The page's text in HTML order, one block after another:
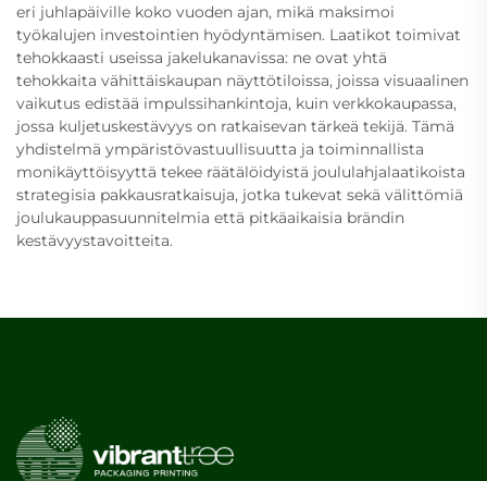
eri juhlapäiville koko vuoden ajan, mikä maksimoi
työkalujen investointien hyödyntämisen. Laatikot toimivat
tehokkaasti useissa jakelukanavissa: ne ovat yhtä
tehokkaita vähittäiskaupan näyttötiloissa, joissa visuaalinen
vaikutus edistää impulssihankintoja, kuin verkkokaupassa,
jossa kuljetuskestävyys on ratkaisevan tärkeä tekijä. Tämä
yhdistelmä ympäristövastuullisuutta ja toiminnallista
monikäyttöisyyttä tekee räätälöidyistä joululahjalaatikoista
strategisia pakkausratkaisuja, jotka tukevat sekä välittömiä
joulukauppasuunnitelmia että pitkäaikaisia brändin
kestävyystavoitteita.